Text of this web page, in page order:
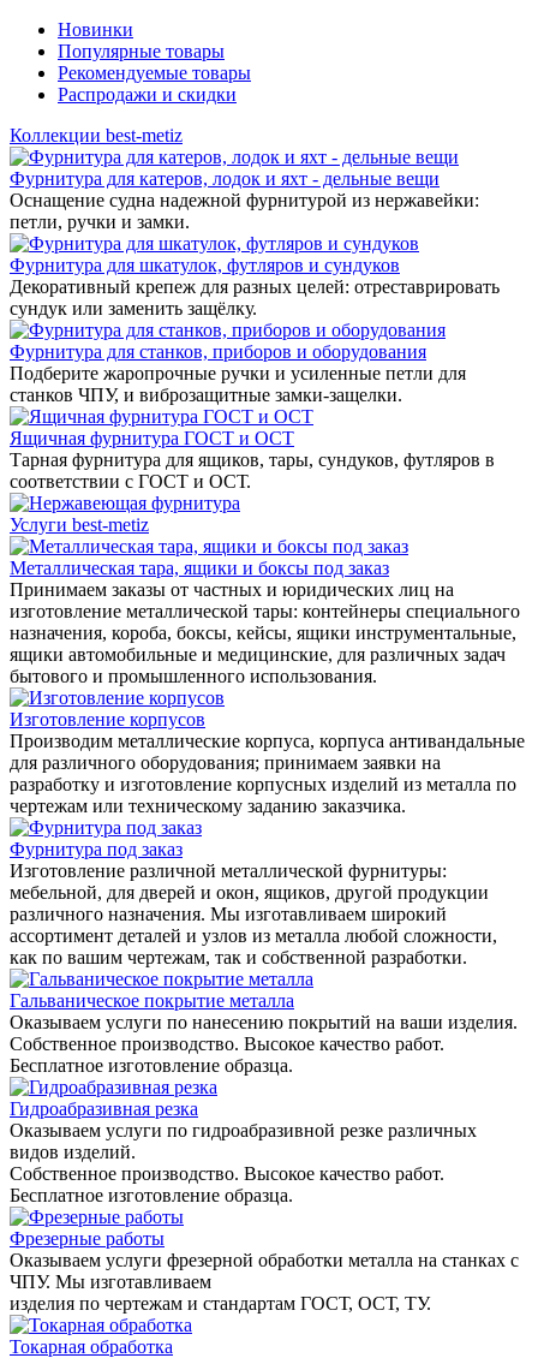
Новинки
Популярные товары
Рекомендуемые товары
Распродажи и скидки
Коллекции best-metiz
Фурнитура для катеров, лодок и яхт - дельные вещи
Оснащение судна надежной фурнитурой из нержавейки:
петли, ручки и замки.
Фурнитура для шкатулок, футляров и сундуков
Декоративный крепеж для разных целей: отреставрировать
сундук или заменить защёлку.
Фурнитура для станков, приборов и оборудования
Подберите жаропрочные ручки и усиленные петли для
станков ЧПУ, и виброзащитные замки-защелки.
Ящичная фурнитура ГОСТ и ОСТ
Тарная фурнитура для ящиков, тары, сундуков, футляров в
соответствии с ГОСТ и ОСТ.
Услуги best-metiz
Металлическая тара, ящики и боксы под заказ
Принимаем заказы от частных и юридических лиц на
изготовление металлической тары: контейнеры специального
назначения, короба, боксы, кейсы, ящики инструментальные,
ящики автомобильные и медицинские, для различных задач
бытового и промышленного использования.
Изготовление корпусов
Производим металлические корпуса, корпуса антивандальные
для различного оборудования; принимаем заявки на
разработку и изготовление корпусных изделий из металла по
чертежам или техническому заданию заказчика.
Фурнитура под заказ
Изготовление различной металлической фурнитуры:
мебельной, для дверей и окон, ящиков, другой продукции
различного назначения. Мы изготавливаем широкий
ассортимент деталей и узлов из металла любой сложности,
как по вашим чертежам, так и собственной разработки.
Гальваническое покрытие металла
Оказываем услуги по нанесению покрытий на ваши изделия.
Собственное производство. Высокое качество работ.
Бесплатное изготовление образца.
Гидроабразивная резка
Оказываем услуги по гидроабразивной резке различных
видов изделий.
Собственное производство. Высокое качество работ.
Бесплатное изготовление образца.
Фрезерные работы
Оказываем услуги фрезерной обработки металла на станках с
ЧПУ. Мы изготавливаем
изделия по чертежам и стандартам ГОСТ, ОСТ, ТУ.
Токарная обработка